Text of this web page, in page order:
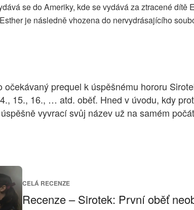
se do Ameriky, kde se vydává za ztracené
je následně vhozena do nervydrásajícího
prequel k úspěšnému hororu
15., 16., … atd. oběť. Hned v úvodu, kdy
vyvrací svůj název už na samém
CELÁ RECENZE
Recenze – Sirotek: První oběť